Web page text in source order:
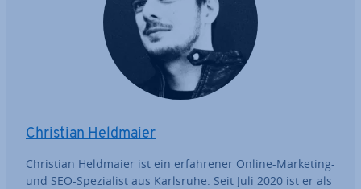
Christian Heldmaier
Christian Heldmaier ist ein er­fah­re­ner Online-Marketing-
und SEO-Spe­zia­list aus Karlsruhe. Seit Juli 2020 ist er als